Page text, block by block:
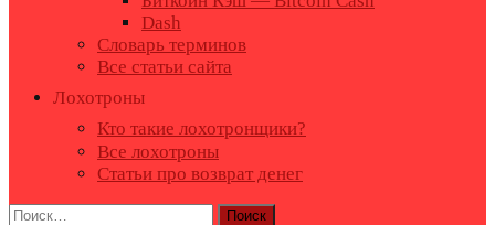
Dash
Словарь терминов
Все статьи сайта
Лохотроны
Кто такие лохотронщики?
Все лохотроны
Статьи про возврат денег
Найти: